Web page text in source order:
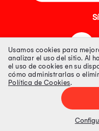
Tienda
Tiendas Peruanas S.A.
Precios disponibles solo en
Usamos cookies para
analizar el uso del sitio. Al
el uso de cookies en su
cómo administrarlas o
Política de Cookies.